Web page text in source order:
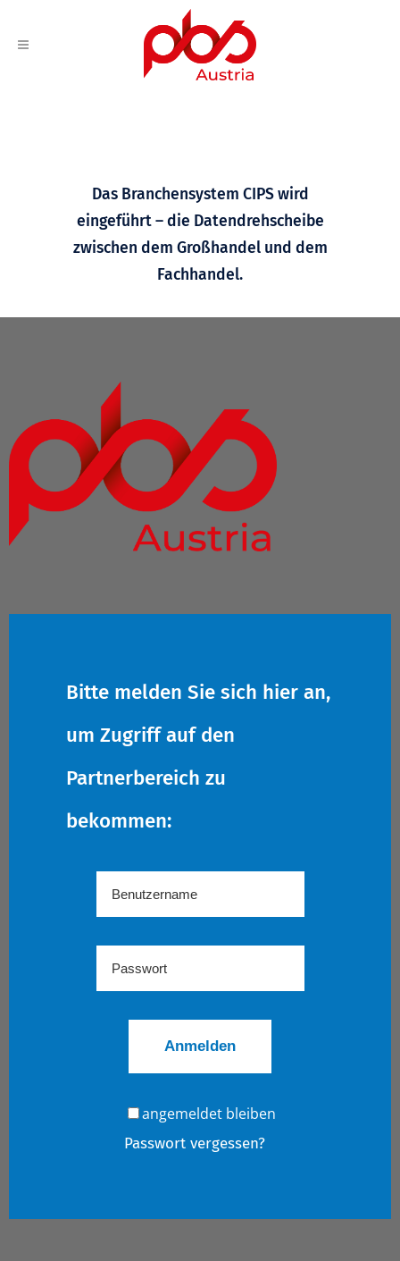
Das Branchensystem CIPS wird
eingeführt – die Datendrehscheibe
zwischen dem Großhandel und dem
Fachhandel.
Bitte melden Sie sich hier an,
um Zugriff auf den
Partnerbereich zu
bekommen:
angemeldet bleiben
Passwort vergessen?